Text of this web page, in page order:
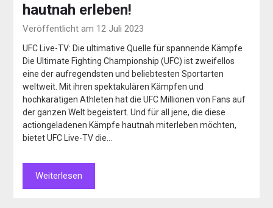
hautnah erleben!
Veröffentlicht am 12 Juli 2023
UFC Live-TV: Die ultimative Quelle für spannende Kämpfe
Die Ultimate Fighting Championship (UFC) ist zweifellos
eine der aufregendsten und beliebtesten Sportarten
weltweit. Mit ihren spektakulären Kämpfen und
hochkarätigen Athleten hat die UFC Millionen von Fans auf
der ganzen Welt begeistert. Und für all jene, die diese
actiongeladenen Kämpfe hautnah miterleben möchten,
bietet UFC Live-TV die…
Weiterlesen